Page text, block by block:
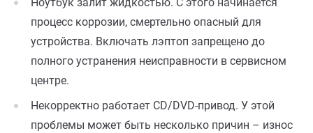
Ноутбук залит жидкостью. С этого начинается
процесс коррозии, смертельно опасный для
устройства. Включать лэптоп запрещено до
полного устранения неисправности в сервисном
центре.
Некорректно работает CD/DVD-привод. У этой
проблемы может быть несколько причин – износ